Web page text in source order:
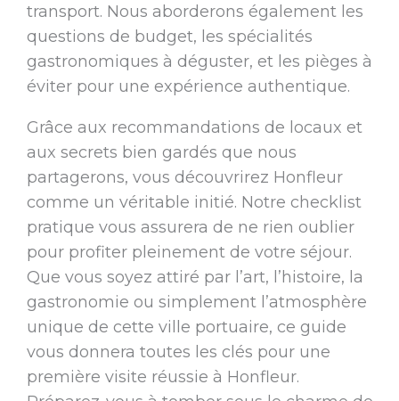
transport. Nous aborderons également les
questions de budget, les spécialités
gastronomiques à déguster, et les pièges à
éviter pour une expérience authentique.
Grâce aux recommandations de locaux et
aux secrets bien gardés que nous
partagerons, vous découvrirez Honfleur
comme un véritable initié. Notre checklist
pratique vous assurera de ne rien oublier
pour profiter pleinement de votre séjour.
Que vous soyez attiré par l’art, l’histoire, la
gastronomie ou simplement l’atmosphère
unique de cette ville portuaire, ce guide
vous donnera toutes les clés pour une
première visite réussie à Honfleur.